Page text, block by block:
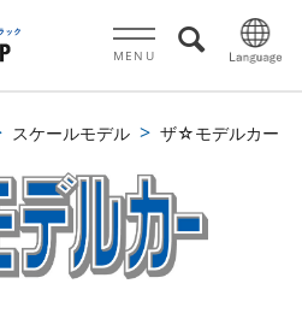
MENU
スケールモデル ザ☆モデルカー